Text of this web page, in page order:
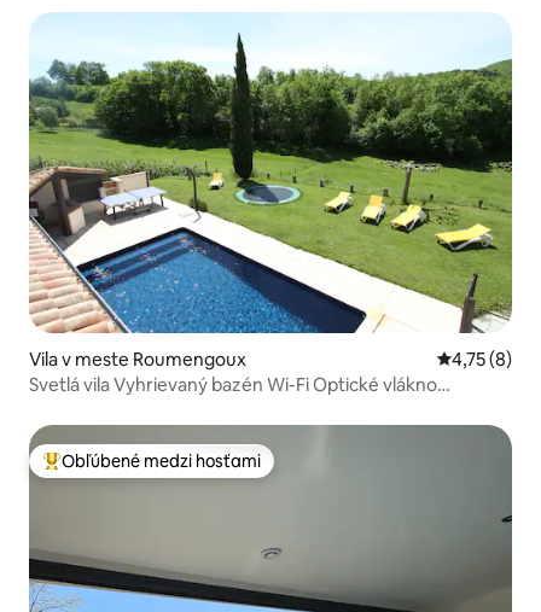
Vila v meste Roumengoux Priemerné
4,75 (8)
Svetlá vila Vyhrievaný bazén Wi-Fi Optické vlákno
Najobľúbenejšie medzi hosťami
Obľúbené medzi hosťami